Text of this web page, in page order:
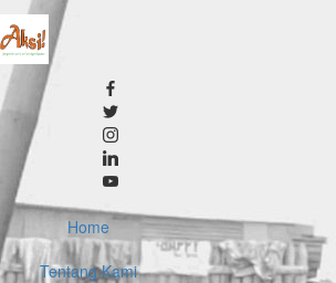
Home
Tentang Kami